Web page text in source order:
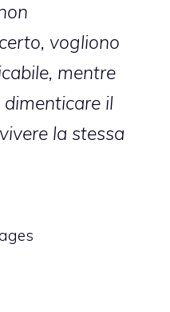
vogliono
mentre
il
la stessa